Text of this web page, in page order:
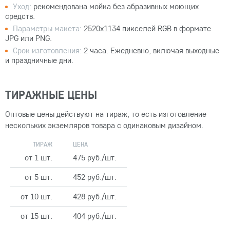
Уход: рекомендована мойка без абразивных моющих
средств.
Параметры макета: 2520x1134 пикселей RGB в формате
JPG или PNG.
Срок изготовления: 2 часа. Ежедневно, включая выходные
и праздничные дни.
ТИРАЖНЫЕ ЦЕНЫ
Оптовые цены действуют на тираж, то есть изготовление
нескольких экземляров товара с одинаковым дизайном.
ТИРАЖ ЦЕНА
от 1 шт.
475 руб./шт.
от 5 шт.
452 руб./шт.
от 10 шт.
428 руб./шт.
от 15 шт.
404 руб./шт.